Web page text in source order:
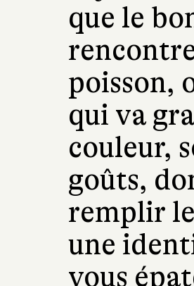
que le
poisson,
qui va
couleur,
goûts,
remplir
une
vous